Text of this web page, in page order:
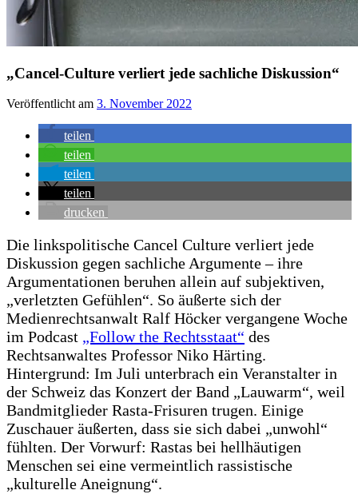
„Cancel-Culture verliert jede sachliche Diskussion“
Veröffentlicht am 3. November 2022
teilen
teilen
teilen
teilen
drucken
Die linkspolitische Cancel Culture verliert jede
Diskussion gegen sachliche Argumente – ihre
Argumentationen beruhen allein auf subjektiven,
„verletzten Gefühlen“. So äußerte sich der
Medienrechtsanwalt Ralf Höcker vergangene Woche
im Podcast „Follow the Rechtsstaat“ des
Rechtsanwaltes Professor Niko Härting.
Hintergrund: Im Juli unterbrach ein Veranstalter in
der Schweiz das Konzert der Band „Lauwarm“, weil
Bandmitglieder Rasta-Frisuren trugen. Einige
Zuschauer äußerten, dass sie sich dabei „unwohl“
fühlten. Der Vorwurf: Rastas bei hellhäutigen
Menschen sei eine vermeintlich rassistische
„kulturelle Aneignung“.